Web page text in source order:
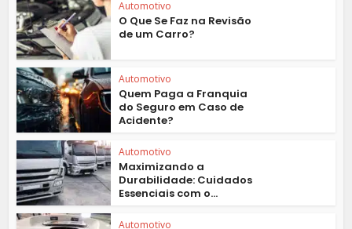
Automotivo
O Que Se Faz na Revisão
de um Carro?
Automotivo
Quem Paga a Franquia
do Seguro em Caso de
Acidente?
Automotivo
Maximizando a
Durabilidade: Cuidados
Essenciais com o...
Automotivo